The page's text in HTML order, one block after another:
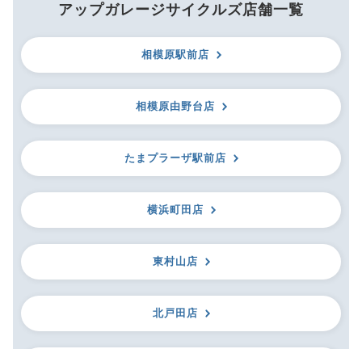
アップガレージサイクルズ店舗一覧
相模原駅前店
相模原由野台店
たまプラーザ駅前店
横浜町田店
東村山店
北戸田店